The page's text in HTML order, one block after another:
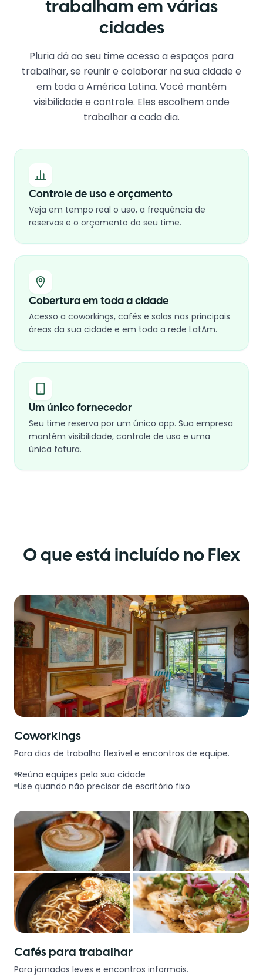
trabalham em várias
cidades
Pluria dá ao seu time acesso a espaços para
trabalhar, se reunir e colaborar na sua cidade e
em toda a América Latina. Você mantém
visibilidade e controle. Eles escolhem onde
trabalhar a cada dia.
Controle de uso e orçamento
Veja em tempo real o uso, a frequência de
reservas e o orçamento do seu time.
Cobertura em toda a cidade
Acesso a coworkings, cafés e salas nas principais
áreas da sua cidade e em toda a rede LatAm.
Um único fornecedor
Seu time reserva por um único app. Sua empresa
mantém visibilidade, controle de uso e uma
única fatura.
O que está incluído no Flex
Coworkings
Para dias de trabalho flexível e encontros de equipe.
Reúna equipes pela sua cidade
Use quando não precisar de escritório fixo
Cafés para trabalhar
Para jornadas leves e encontros informais.